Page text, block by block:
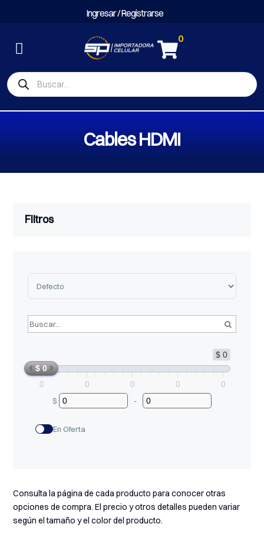
Ingresar / Registrarse

0
Búsqueda
de
productos
Cables HDMI
Filtros
Sort Products
$ 0
$ 0
0 0 0 0 0
$
Minimum Price
-
Maximum Price
En Oferta
Consulta la página de cada producto para conocer otras
opciones de compra. El precio y otros detalles pueden variar
según el tamaño y el color del producto.